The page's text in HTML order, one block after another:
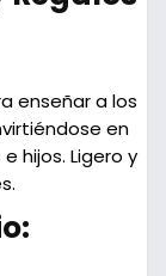
enseñar a los
en
hijos. Ligero y